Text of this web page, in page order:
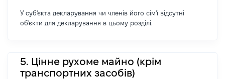
У суб'єкта декларування чи членів його сім'ї відсутні
об'єкти для декларування в цьому розділі.
5. Цінне рухоме майно (крім
транспортних засобів)